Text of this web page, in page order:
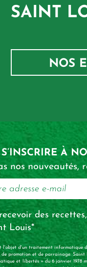
SAINT
NOS
S’INSCRIRE À
nos nouveautés,
des
Louis*
l'objet d'un traitement informatique
de promotion et de parrainage. Saint
et libertés » du 6 janvier 1978